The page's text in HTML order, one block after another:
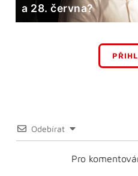
a 28. června?
Odebírat
Pro